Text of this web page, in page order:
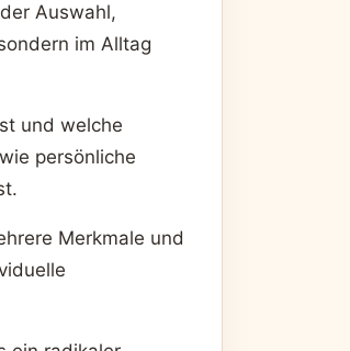
Auswahl,
im Alltag
und welche
persönliche
Merkmale und